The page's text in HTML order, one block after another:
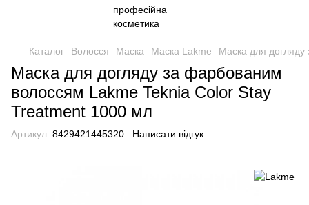
Каталог Волосся Маска Маска Lakme Маска для
Маска для догляду за фарбованим
волоссям Lakme Teknia Color Stay
Treatment 1000 мл
Артикул: 8429421445320 Написати відгук